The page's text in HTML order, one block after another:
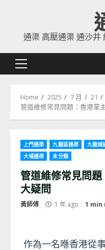
content
通渠 高壓通渠 通沙井
Primary
Home 2025 7 月
21
管道維修常見問題：香港業
上門通渠 九龍區通渠 九龍城
大埔通渠
未分類
管道維修常見問
大疑問
黃師傅 1 年 ago 1 min
作為一名喺香港從